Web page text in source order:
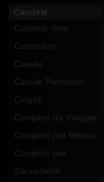
Candele
Candele finte
Candelieri
Casule
Casule Pietrobon
Cingoli
Completi da Viaggio
Completi per Messa
Completi per
Sacramenti